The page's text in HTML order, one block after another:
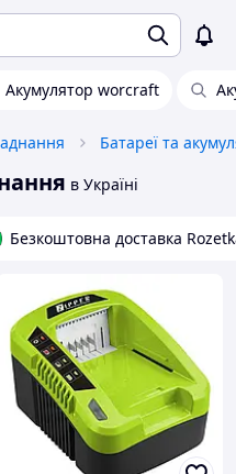
Акумулятор worcraft
Батареї та
в Україні
Безкоштовна доставка